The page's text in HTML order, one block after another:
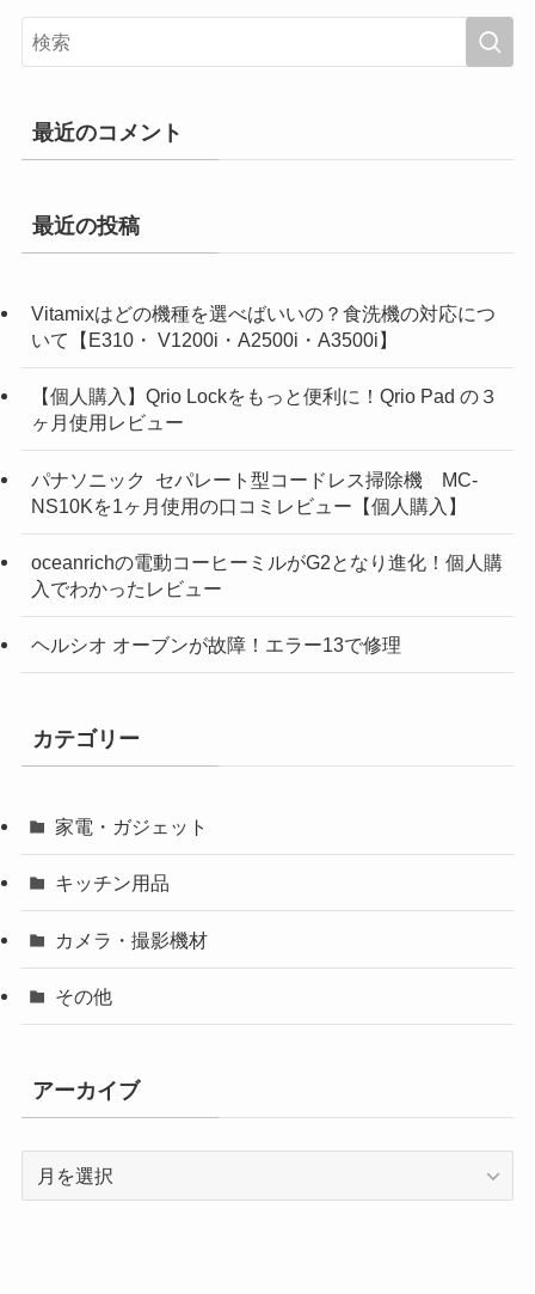
最近のコメント
最近の投稿
Vitamixはどの機種を選べばいいの？食洗機の対応につ
いて【E310・ V1200i・A2500i・A3500i】
【個人購入】Qrio Lockをもっと便利に！Qrio Pad の３
ヶ月使用レビュー
パナソニック セパレート型コードレス掃除機 MC-
NS10Kを1ヶ月使用の口コミレビュー【個人購入】
oceanrichの電動コーヒーミルがG2となり進化！個人購
入でわかったレビュー
ヘルシオ オーブンが故障！エラー13で修理
カテゴリー
家電・ガジェット
キッチン用品
カメラ・撮影機材
その他
アーカイブ